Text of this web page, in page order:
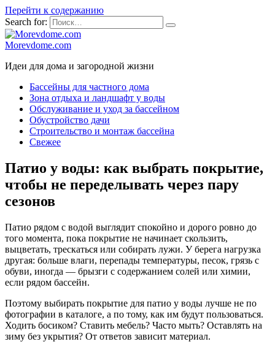
Перейти к содержанию
Search for:
Morevdome.com
Идеи для дома и загородной жизни
Бассейны для частного дома
Зона отдыха и ландшафт у воды
Обслуживание и уход за бассейном
Обустройство дачи
Строительство и монтаж бассейна
Свежее
Патио у воды: как выбрать покрытие,
чтобы не переделывать через пару
сезонов
Патио рядом с водой выглядит спокойно и дорого ровно до
того момента, пока покрытие не начинает скользить,
выцветать, трескаться или собирать лужи. У берега нагрузка
другая: больше влаги, перепады температуры, песок, грязь с
обуви, иногда — брызги с содержанием солей или химии,
если рядом бассейн.
Поэтому выбирать покрытие для патио у воды лучше не по
фотографии в каталоге, а по тому, как им будут пользоваться.
Ходить босиком? Ставить мебель? Часто мыть? Оставлять на
зиму без укрытия? От ответов зависит материал.